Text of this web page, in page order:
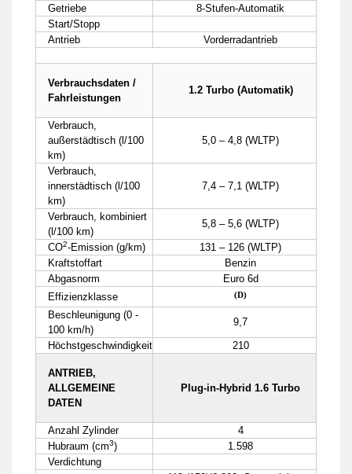
Getriebe
8-Stufen-Automatik
Start/Stopp
Antrieb
Vorderradantrieb
Verbrauchsdaten /
Fahrleistungen
1.2 Turbo (Automatik)
Verbrauch,
außerstädtisch (l/100
km)
5,0 – 4,8 (WLTP)
Verbrauch,
innerstädtisch (l/100
km)
7,4 – 7,1 (WLTP)
Verbrauch, kombiniert
(l/100 km)
5,8 – 5,6 (WLTP)
CO2-Emission (g/km)
131 – 126 (WLTP)
Kraftstoffart
Benzin
Abgasnorm
Euro 6d
Effizienzklasse
(D)
Beschleunigung (0 -
100 km/h)
9,7
Höchstgeschwindigkeit
210
ANTRIEB,
ALLGEMEINE
DATEN
Plug-in-Hybrid 1.6 Turbo
Anzahl Zylinder
4
Hubraum (cm3)
1.598
Verdichtung